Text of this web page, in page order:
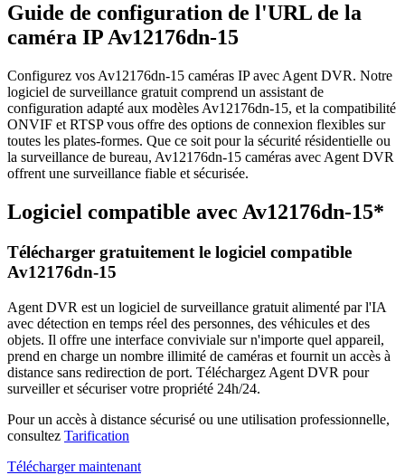
Guide de configuration de l'URL de la
caméra IP Av12176dn-15
Configurez vos Av12176dn-15 caméras IP avec Agent DVR. Notre
logiciel de surveillance gratuit comprend un assistant de
configuration adapté aux modèles Av12176dn-15, et la compatibilité
ONVIF et RTSP vous offre des options de connexion flexibles sur
toutes les plates-formes. Que ce soit pour la sécurité résidentielle ou
la surveillance de bureau, Av12176dn-15 caméras avec Agent DVR
offrent une surveillance fiable et sécurisée.
Logiciel compatible avec Av12176dn-15*
Télécharger gratuitement le logiciel compatible
Av12176dn-15
Agent DVR est un logiciel de surveillance gratuit alimenté par l'IA
avec détection en temps réel des personnes, des véhicules et des
objets. Il offre une interface conviviale sur n'importe quel appareil,
prend en charge un nombre illimité de caméras et fournit un accès à
distance sans redirection de port. Téléchargez Agent DVR pour
surveiller et sécuriser votre propriété 24h/24.
Pour un accès à distance sécurisé ou une utilisation professionnelle,
consultez Tarification
Télécharger maintenant